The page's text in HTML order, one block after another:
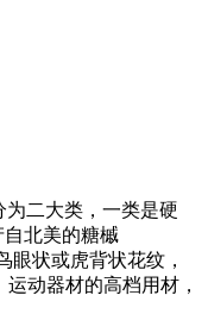
二大类，一类是硬
北美的糖槭
状或虎背状花纹，
运动器材的高档用材，